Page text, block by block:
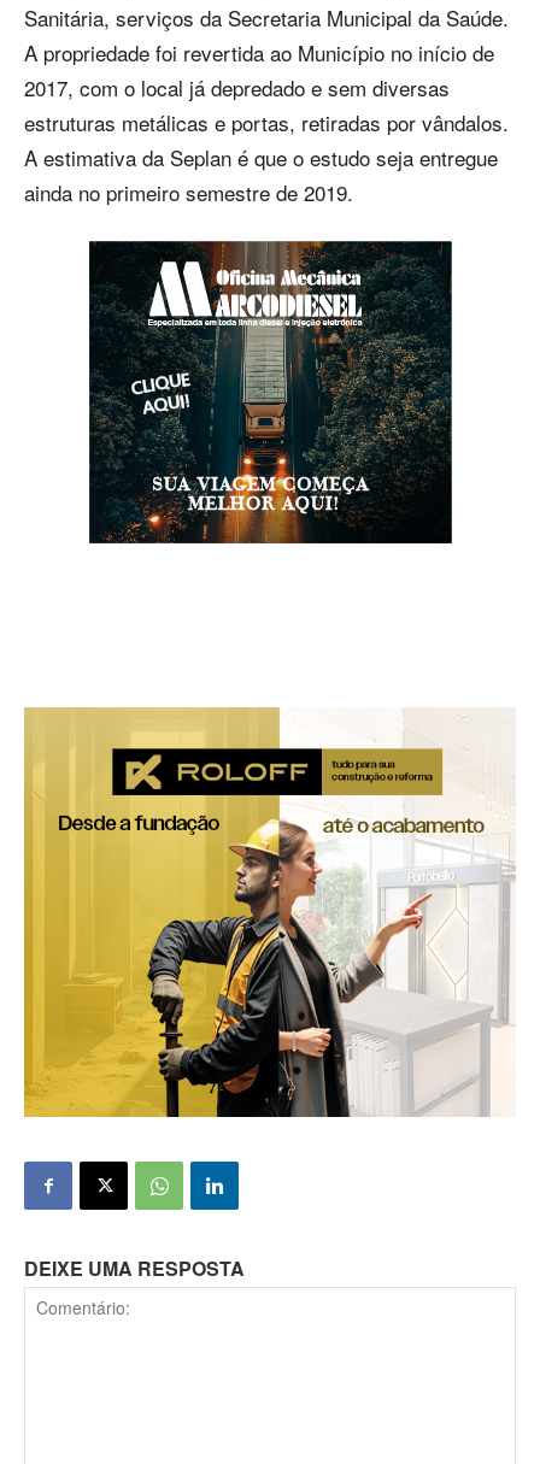
Sanitária, serviços da Secretaria Municipal da Saúde.
A propriedade foi revertida ao Município no início de
2017, com o local já depredado e sem diversas
estruturas metálicas e portas, retiradas por vândalos.
A estimativa da Seplan é que o estudo seja entregue
ainda no primeiro semestre de 2019.
DEIXE UMA RESPOSTA